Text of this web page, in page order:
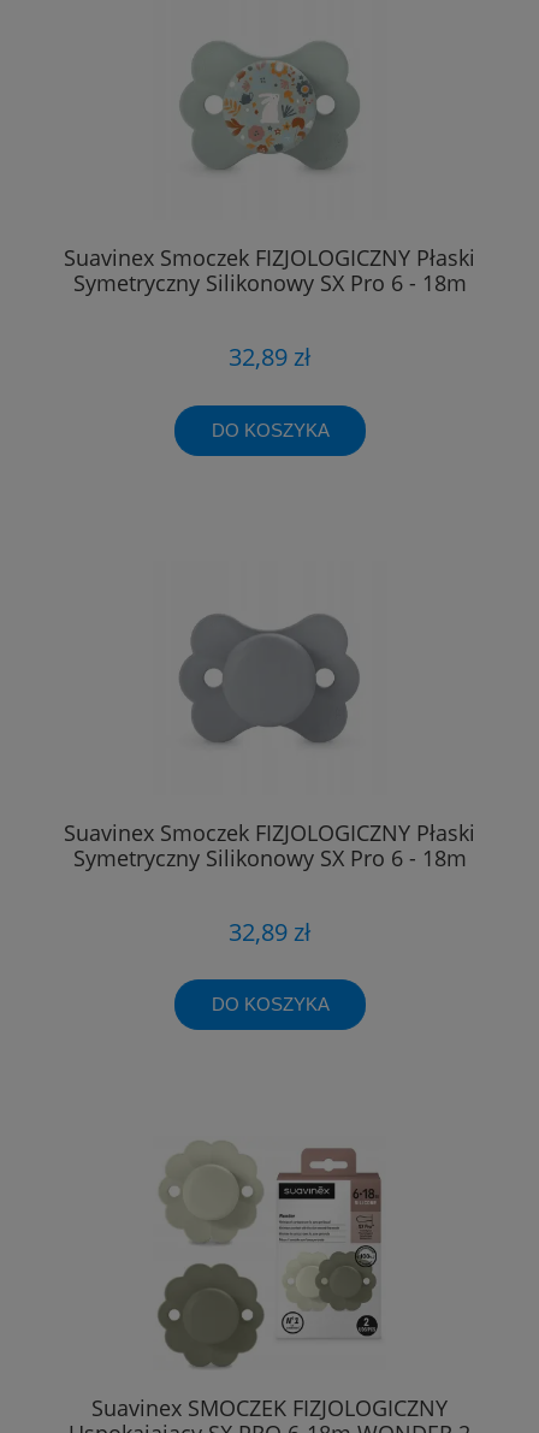
Suavinex Smoczek FIZJOLOGICZNY Płaski
Symetryczny Silikonowy SX Pro 6 - 18m
32,89 zł
DO KOSZYKA
Suavinex Smoczek FIZJOLOGICZNY Płaski
Symetryczny Silikonowy SX Pro 6 - 18m
32,89 zł
DO KOSZYKA
Suavinex SMOCZEK FIZJOLOGICZNY